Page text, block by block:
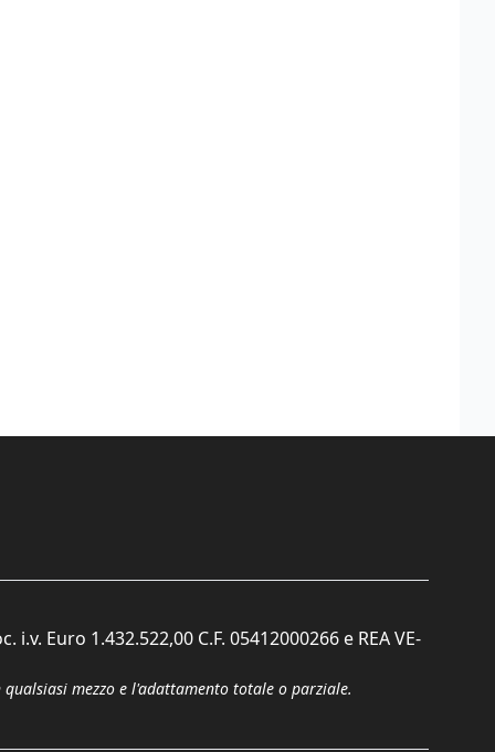
Euro 1.432.522,00 C.F. 05412000266 e REA VE-
mezzo e l'adattamento totale o parziale.